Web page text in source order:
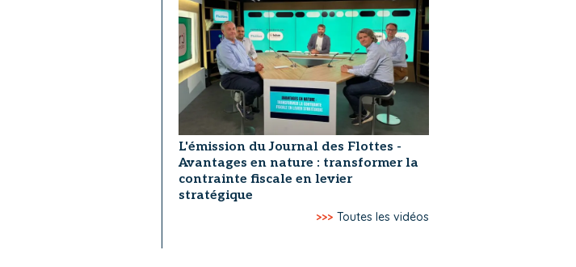
L'émission du Journal des Flottes -
Avantages en nature : transformer la
contrainte fiscale en levier
stratégique
>>> Toutes les vidéos